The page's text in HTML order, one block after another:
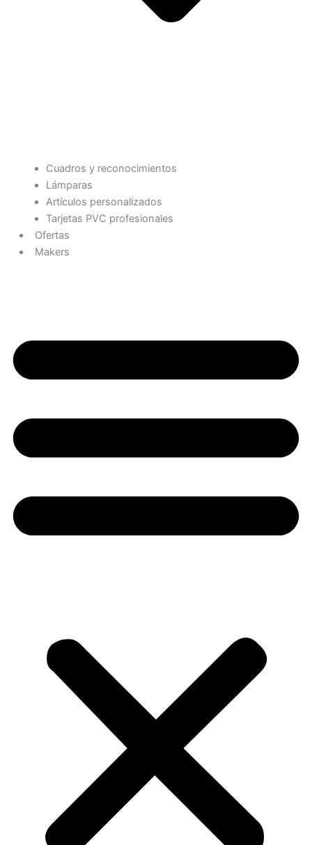
Cuadros y reconocimientos
Lámparas
Artículos personalizados
Tarjetas PVC profesionales
Ofertas
Makers